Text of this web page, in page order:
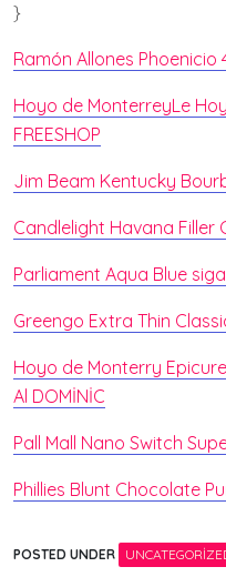
}
Ramón Allones Phoenicio
Hoyo de MonterreyLe
FREESHOP
Jim Beam Kentucky
Candlelight Havana Filler
Parliament Aqua Blue
Greengo Extra Thin
Hoyo de Monterry Epicure
Al DOMİNİC
Pall Mall Nano Switch
Phillies Blunt Chocolate
POSTED UNDER